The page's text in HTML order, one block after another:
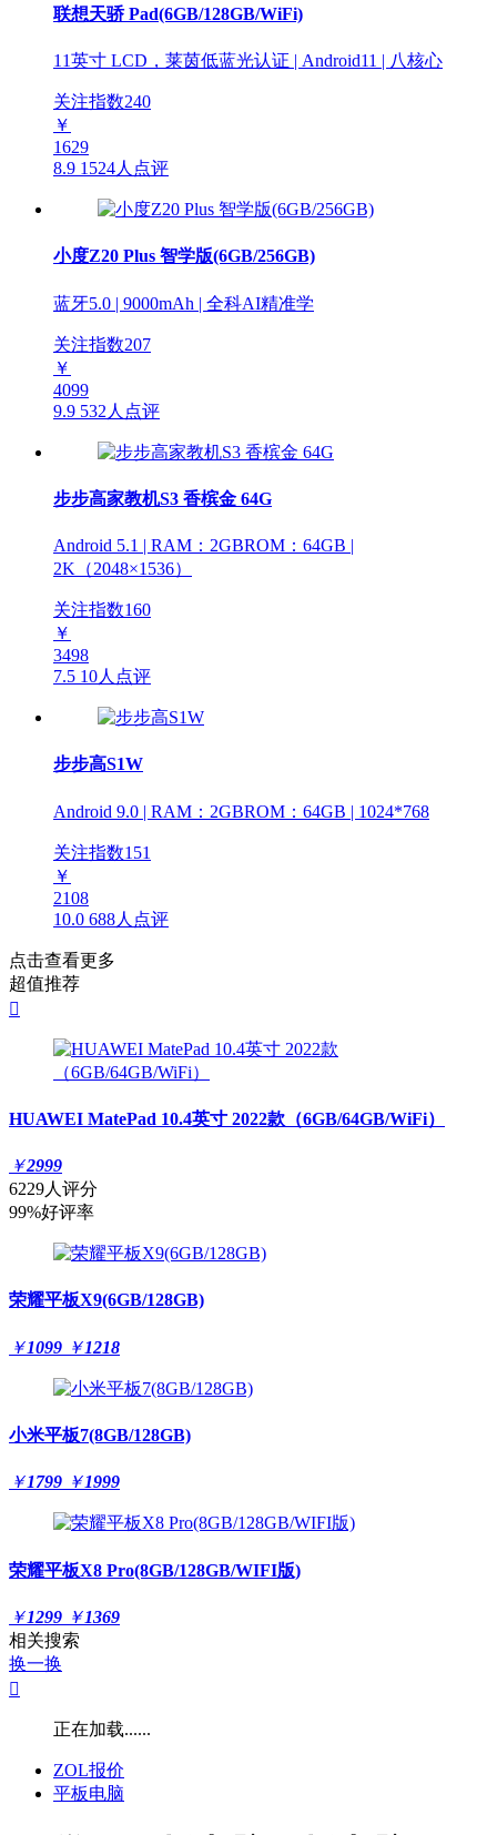
联想天骄 Pad(6GB/128GB/WiFi)
11英寸 LCD，莱茵低蓝光认证 | Android11 | 八核心
关注指数240
￥
1629
8.9 1524人点评
小度Z20 Plus 智学版(6GB/256GB)
蓝牙5.0 | 9000mAh | 全科AI精准学
关注指数207
￥
4099
9.9 532人点评
步步高家教机S3 香槟金 64G
Android 5.1 | RAM：2GBROM：64GB |
2K（2048×1536）
关注指数160
￥
3498
7.5 10人点评
步步高S1W
Android 9.0 | RAM：2GBROM：64GB | 1024*768
关注指数151
￥
2108
10.0 688人点评
点击查看更多
超值推荐

HUAWEI MatePad 10.4英寸 2022款（6GB/64GB/WiFi）
￥2999
6229人评分
99%好评率
荣耀平板X9(6GB/128GB)
￥1099 ￥1218
小米平板7(8GB/128GB)
￥1799 ￥1999
荣耀平板X8 Pro(8GB/128GB/WIFI版)
￥1299 ￥1369
相关搜索
换一换

正在加载......
ZOL报价
平板电脑